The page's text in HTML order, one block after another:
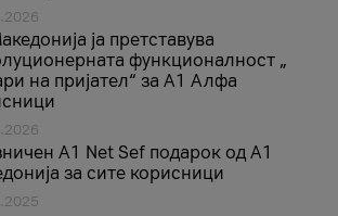
ја претставува
функционалност „
на пријател“ за А1 Алфа
A1 Net Sеf подарок од А1
за сите корисници